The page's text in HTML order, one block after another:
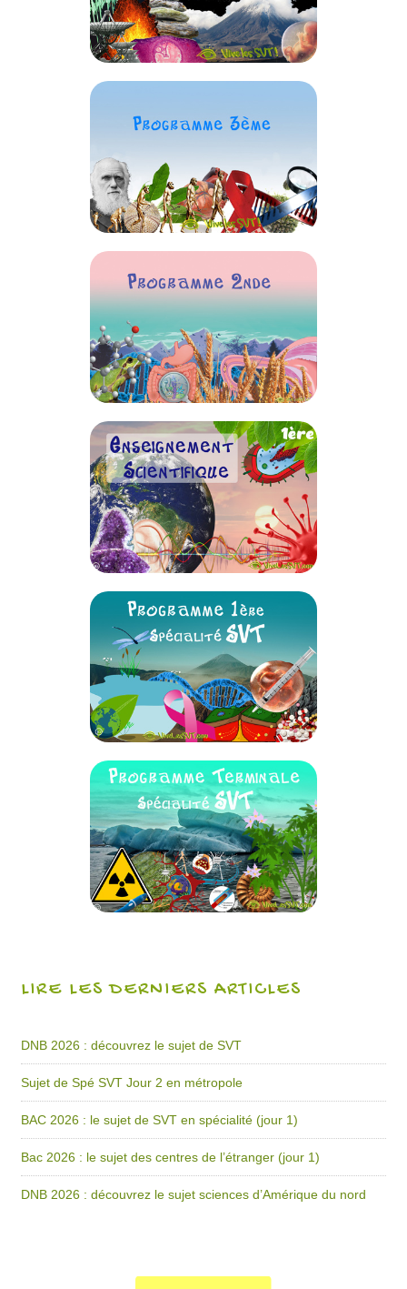
LIRE LES DERNIERS ARTICLES
DNB 2026 : découvrez le sujet de SVT
Sujet de Spé SVT Jour 2 en métropole
BAC 2026 : le sujet de SVT en spécialité (jour 1)
Bac 2026 : le sujet des centres de l’étranger (jour 1)
DNB 2026 : découvrez le sujet sciences d’Amérique du nord